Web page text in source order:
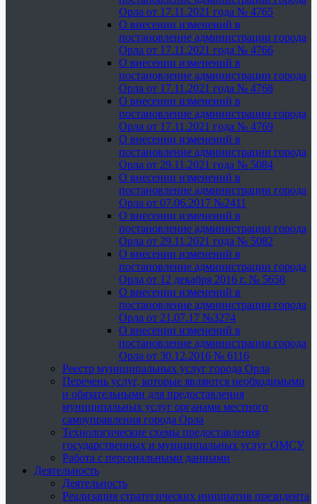
Орла от 17.11.2021 года № 4765
О внесении изменений в
постановление администрации города
Орла от 17.11.2021 года № 4766
О внесении изменений в
постановление администрации города
Орла от 17.11.2021 года № 4768
О внесении изменений в
постановление администрации города
Орла от 17.11.2021 года № 4769
О внесении изменений в
постановление администрации города
Орла от 29.11.2021 года № 5084
О внесении изменений в
постановление администрации города
Орла от 07.06.2017 №2411
О внесении изменений в
постановление администрации города
Орла от 29.11.2021 года № 5082
О внесении изменений в
постановление администрации города
Орла от 12 декабря 2016 г. № 5658
О внесении изменений в
постановление администрации города
Орла от 21.07.17 №3274
О внесении изменений в
постановление администрации города
Орла от 30.12.2016 № 6116
Реестр муниципальных услуг города Орла
Перечень услуг, которые являются необходимыми
и обязательными для предоставления
муниципальных услуг органами местного
самоуправления города Орла
Технологические схемы предоставления
государственных и муниципальных услуг ОМСУ
Работа с персональными данными
Деятельность
Деятельность
Реализация стратегических инициатив президента